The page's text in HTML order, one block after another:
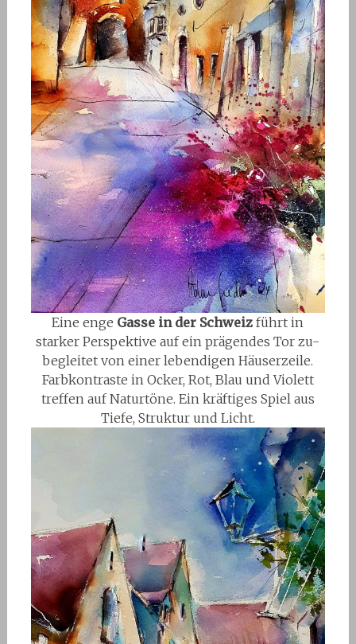
Eine enge Gasse in der Schweiz führt in
starker Perspektive auf ein prägendes Tor zu-
begleitet von einer lebendigen Häuserzeile.
Farbkontraste in Ocker, Rot, Blau und Violett
treffen auf Naturtöne. Ein kräftiges Spiel aus
Tiefe, Struktur und Licht.